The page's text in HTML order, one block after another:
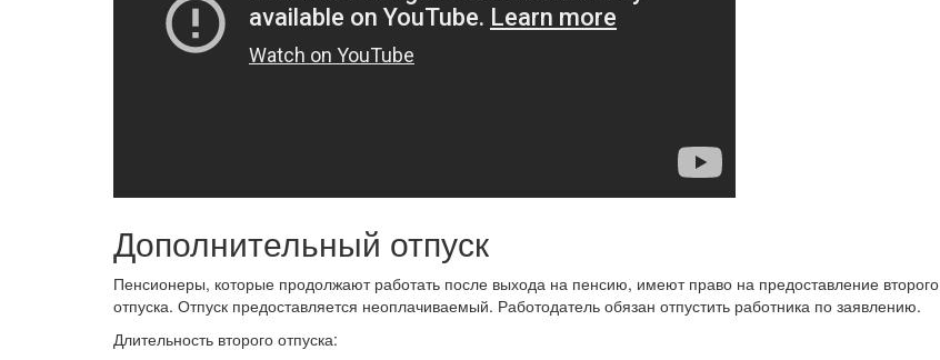
Дополнительный отпуск
Пенсионеры, которые продолжают работать после выхода на пенсию, имеют право на предоставление второго
отпуска. Отпуск предоставляется неоплачиваемый. Работодатель обязан отпустить работника по заявлению.
Длительность второго отпуска: